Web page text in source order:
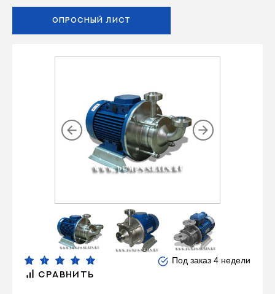
ОПРОСНЫЙ ЛИСТ
Под заказ 4 недели
СРАВНИТЬ